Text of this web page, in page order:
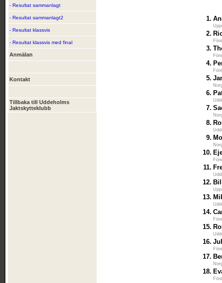
- Resultat sammanlagt
- Resultat sammanlagt2
- Resultat klassvis
- Resultat klassvis med final
Anmälan
Kontakt
Tillbaka till Uddeholms
Jaktskytteklubb
1.
2.
3.
4.
5.
6.
7.
8.
9.
10.
11.
12.
13.
14.
15.
16.
17.
18.